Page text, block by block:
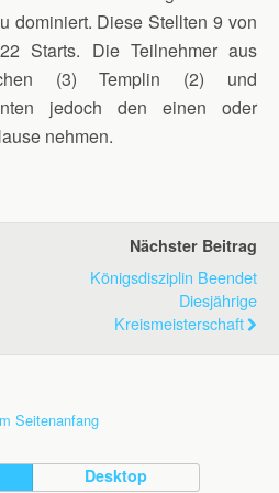
dominiert. Diese Stellten 9 von
Starts. Die Teilnehmer aus
(3) Templin (2) und
jedoch den einen oder
nehmen.
Nächster Beitrag
Königsdisziplin Beendet
Diesjährige
Kreismeisterschaft
Seitenanfang
Desktop